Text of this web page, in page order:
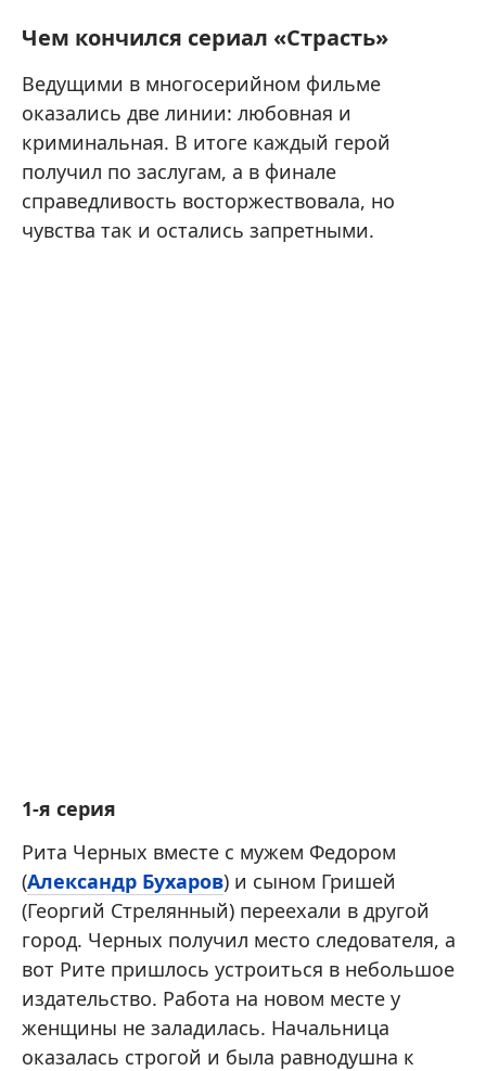
Чем кончился сериал «Страсть»
Ведущими в многосерийном фильме
оказались две линии: любовная и
криминальная. В итоге каждый герой
получил по заслугам, а в финале
справедливость восторжествовала, но
чувства так и остались запретными.
1-я серия
Рита Черных вместе с мужем Федором
(Александр Бухаров) и сыном Гришей
(Георгий Стрелянный) переехали в другой
город. Черных получил место следователя, а
вот Рите пришлось устроиться в небольшое
издательство. Работа на новом месте у
женщины не заладилась. Начальница
оказалась строгой и была равнодушна к